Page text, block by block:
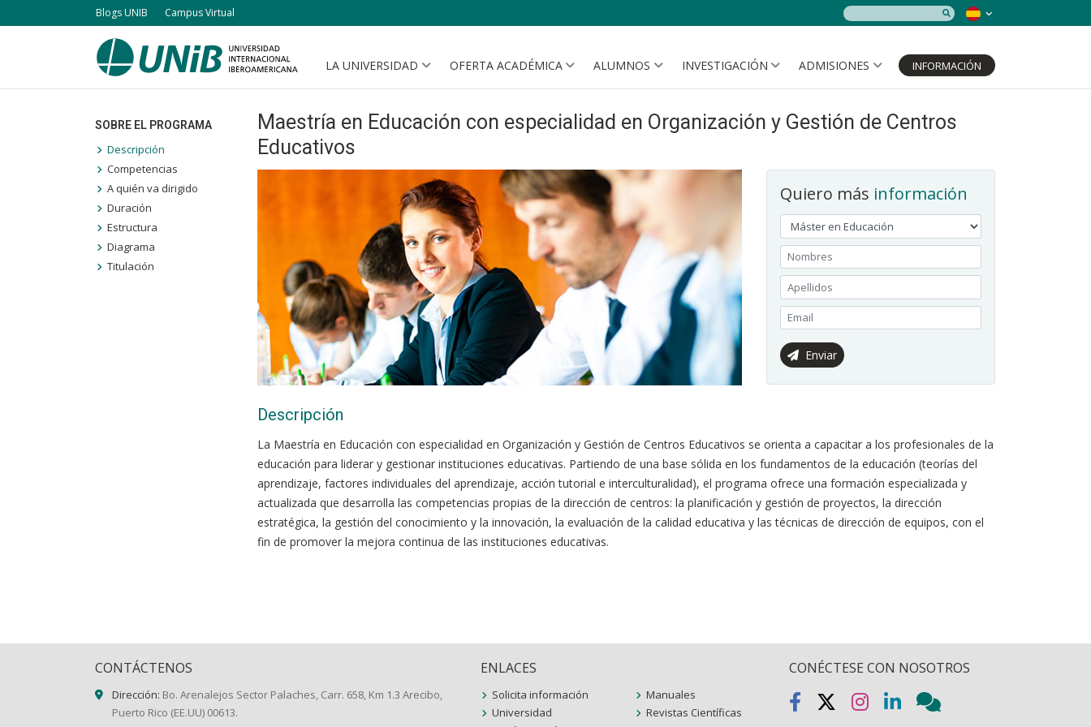
al
Blogs UNIB Campus Virtual
Navegación
principal
LA UNIVERSIDAD OFERTA ACADÉMICA ALUMNOS INVESTIGACIÓN ADMISIONES INFORMACIÓN
SOBRE EL PROGRAMA
Descripción
Competencias
A quién va dirigido
Duración
Estructura
Diagrama
Titulación
Maestría en Educación con especialidad en Organización y Gestión de Centros
Educativos
Quiero más información
Enviar
Descripción
La Maestría en Educación con especialidad en Organización y Gestión de Centros Educativos se orienta a capacitar a los profesionales de la
educación para liderar y gestionar instituciones educativas. Partiendo de una base sólida en los fundamentos de la educación (teorías del
aprendizaje, factores individuales del aprendizaje, acción tutorial e interculturalidad), el programa ofrece una formación especializada y
actualizada que desarrolla las competencias propias de la dirección de centros: la planificación y gestión de proyectos, la dirección
estratégica, la gestión del conocimiento y la innovación, la evaluación de la calidad educativa y las técnicas de dirección de equipos, con el
fin de promover la mejora continua de las instituciones educativas.
CONTÁCTENOS
Dirección: Bo. Arenalejos Sector Palaches, Carr. 658, Km 1.3 Arecibo,
Puerto Rico (EE.UU) 00613.
ENLACES
Solicita información
Universidad
Manuales
Revistas Científicas
CONÉCTESE CON NOSOTROS